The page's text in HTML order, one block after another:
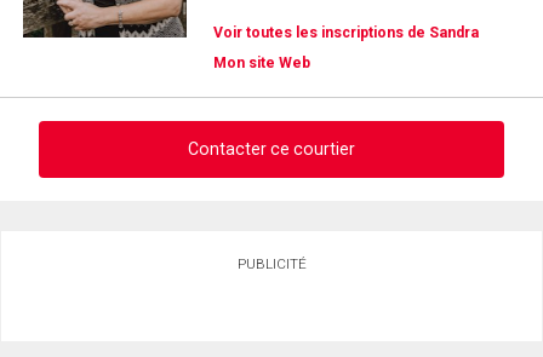
Voir toutes les inscriptions de Sandra
Mon site Web
Contacter ce courtier
PUBLICITÉ